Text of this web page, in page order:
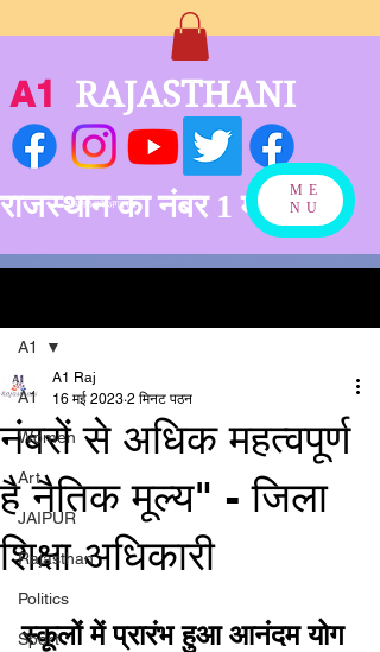
राजस्थान का नंबर 1 मीडिया
बनने को अग्रसर
ME
NU
A1 RAJASTHANI
A1
Women
Art
JAIPUR
Rajasthan
Politics
Sport
A1
नंबरों से अधिक महत्वपूर्ण
है नैतिक मूल्य" - जिला
शिक्षा अधिकारी
A1 Raj
16 मई 2023 2 मिनट पठन
स्कूलों में प्रारंभ हुआ आनंदम योग